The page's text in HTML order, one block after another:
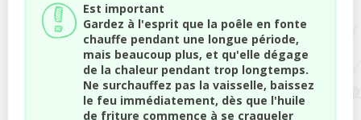
Est important
Gardez à l'esprit que la poêle en fonte
chauffe pendant une longue période,
mais beaucoup plus, et qu'elle dégage
de la chaleur pendant trop longtemps.
Ne surchauffez pas la vaisselle, baissez
le feu immédiatement, dès que l'huile
de friture commence à se craqueler